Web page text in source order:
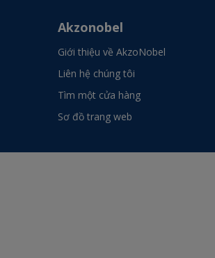
Akzonobel
Giới thiệu về AkzoNobel
Liên hệ chúng tôi
Tìm một cửa hàng
Sơ đồ trang web